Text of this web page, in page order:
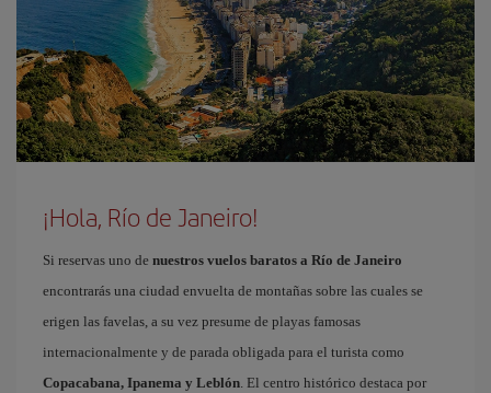
¡Hola, Río de Janeiro!
Si reservas uno de nuestros vuelos baratos a Río de Janeiro
encontrarás una ciudad envuelta de montañas sobre las cuales se
erigen las favelas, a su vez presume de playas famosas
internacionalmente y de parada obligada para el turista como
Copacabana, Ipanema y Leblón. El centro histórico destaca por